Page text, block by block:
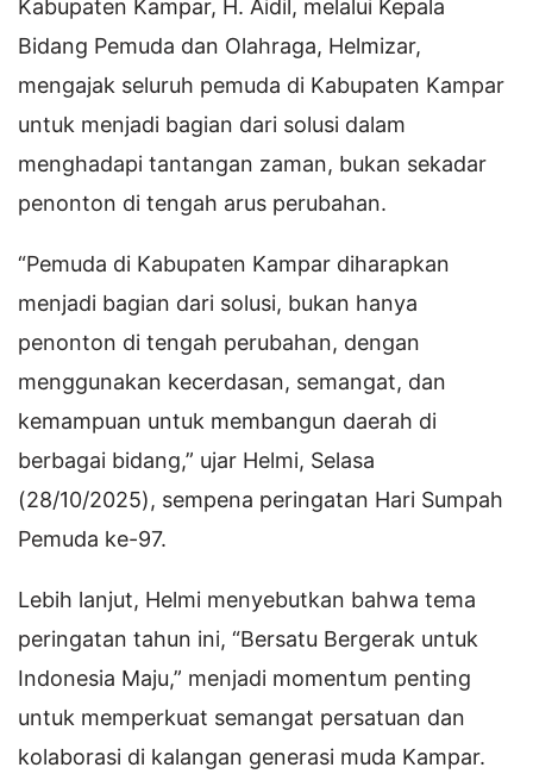
Kabupaten Kampar, H. Aidil, melalui Kepala
Bidang Pemuda dan Olahraga, Helmizar,
mengajak seluruh pemuda di Kabupaten Kampar
untuk menjadi bagian dari solusi dalam
menghadapi tantangan zaman, bukan sekadar
penonton di tengah arus perubahan.
“Pemuda di Kabupaten Kampar diharapkan
menjadi bagian dari solusi, bukan hanya
penonton di tengah perubahan, dengan
menggunakan kecerdasan, semangat, dan
kemampuan untuk membangun daerah di
berbagai bidang,” ujar Helmi, Selasa
(28/10/2025), sempena peringatan Hari Sumpah
Pemuda ke-97.
Lebih lanjut, Helmi menyebutkan bahwa tema
peringatan tahun ini, “Bersatu Bergerak untuk
Indonesia Maju,” menjadi momentum penting
untuk memperkuat semangat persatuan dan
kolaborasi di kalangan generasi muda Kampar.